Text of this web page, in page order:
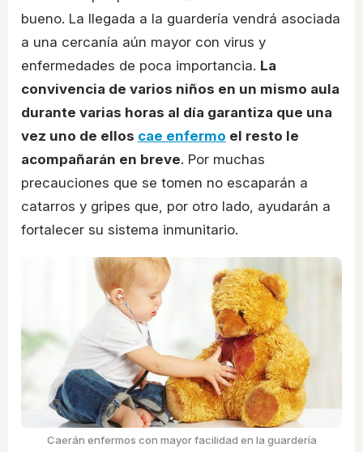
bueno. La llegada a la guardería vendrá asociada
a una cercanía aún mayor con virus y
enfermedades de poca importancia. La
convivencia de varios niños en un mismo aula
durante varias horas al día garantiza que una
vez uno de ellos cae enfermo el resto le
acompañarán en breve. Por muchas
precauciones que se tomen no escaparán a
catarros y gripes que, por otro lado, ayudarán a
fortalecer su sistema inmunitario.
Caerán enfermos con mayor facilidad en la guardería